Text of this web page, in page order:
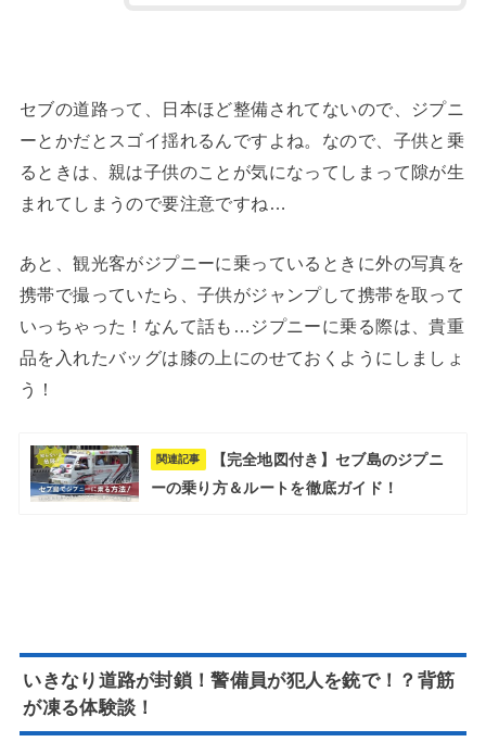
セブの道路って、日本ほど整備されてないので、ジプニ
ーとかだとスゴイ揺れるんですよね。なので、子供と乗
るときは、親は子供のことが気になってしまって隙が生
まれてしまうので要注意ですね…
あと、観光客がジプニーに乗っているときに外の写真を
携帯で撮っていたら、子供がジャンプして携帯を取って
いっちゃった！なんて話も…ジプニーに乗る際は、貴重
品を入れたバッグは膝の上にのせておくようにしましょ
う！
関連記事
【完全地図付き】セブ島のジプニ
ーの乗り方＆ルートを徹底ガイド！
いきなり道路が封鎖！警備員が犯人を銃で！？背筋
が凍る体験談！